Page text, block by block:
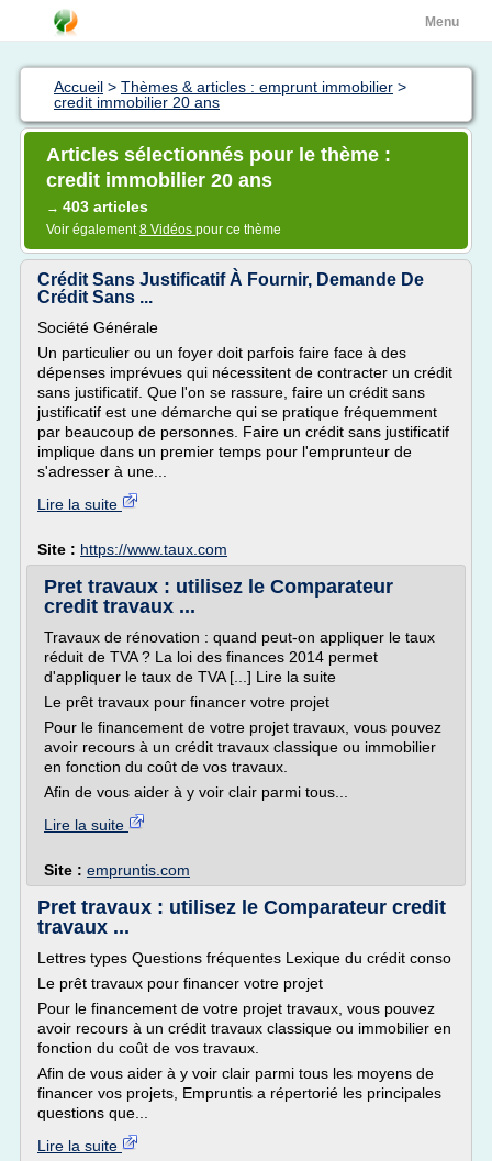
Menu
Accueil > Thèmes & articles : emprunt immobilier >
credit immobilier 20 ans
Articles sélectionnés pour le thème :
credit immobilier 20 ans
→ 403 articles
Voir également8 Vidéos pour ce thème
Crédit Sans Justificatif À Fournir, Demande De
Crédit Sans ...
Société Générale
Un particulier ou un foyer doit parfois faire face à des
dépenses imprévues qui nécessitent de contracter un crédit
sans justificatif. Que l'on se rassure, faire un crédit sans
justificatif est une démarche qui se pratique fréquemment
par beaucoup de personnes. Faire un crédit sans justificatif
implique dans un premier temps pour l'emprunteur de
s'adresser à une...
Lire la suite
Site : https://www.taux.com
Pret travaux : utilisez le Comparateur
credit travaux ...
Travaux de rénovation : quand peut-on appliquer le taux
réduit de TVA ? La loi des finances 2014 permet
d'appliquer le taux de TVA [...] Lire la suite
Le prêt travaux pour financer votre projet
Pour le financement de votre projet travaux, vous pouvez
avoir recours à un crédit travaux classique ou immobilier
en fonction du coût de vos travaux.
Afin de vous aider à y voir clair parmi tous...
Lire la suite
Site : empruntis.com
Pret travaux : utilisez le Comparateur credit
travaux ...
Lettres types Questions fréquentes Lexique du crédit conso
Le prêt travaux pour financer votre projet
Pour le financement de votre projet travaux, vous pouvez
avoir recours à un crédit travaux classique ou immobilier en
fonction du coût de vos travaux.
Afin de vous aider à y voir clair parmi tous les moyens de
financer vos projets, Empruntis a répertorié les principales
questions que...
Lire la suite